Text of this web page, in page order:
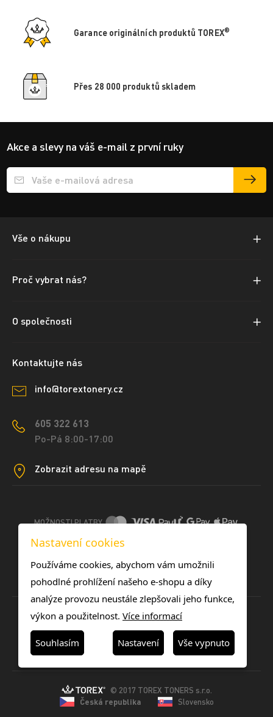
Garance originálních produktů TOREX®
Přes 28 000 produktů skladem
Akce a slevy na váš e-mail z první ruky
Přihlášení e-mailu k odběru
Vše o nákupu
Proč vybrat nás?
O společnosti
Kontaktujte nás
info@torextonery.cz
605 322 613
Po-Pá 8:00-17:00
Zobrazit adresu na mapě
MOŽNOSTI PLATBY
DOPRAVNÍ METODY
© 2017 TOREX TONERS s.r.o.
Česká republika
Slovensko
Nastavení cookies
Používáme cookies, abychom vám umožnili
pohodlné prohlížení našeho e-shopu a díky
analýze provozu neustále zlepšovali jeho funkce,
výkon a použitelnost. Více informací
Souhlasím Nastavení Vše vypnuto